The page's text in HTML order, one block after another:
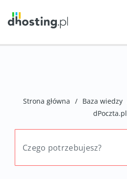
Strona główna / Baza wiedzy
dPoczta.pl